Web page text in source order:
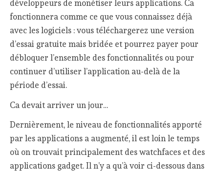
développeurs de monétiser leurs applications. Ca
fonctionnera comme ce que vous connaissez déjà
avec les logiciels : vous téléchargerez une version
d’essai gratuite mais bridée et pourrez payer pour
débloquer l’ensemble des fonctionnalités ou pour
continuer d’utiliser l’application au-delà de la
période d’essai.
Ca devait arriver un jour…
Dernièrement, le niveau de fonctionnalités apporté
par les applications a augmenté, il est loin le temps
où on trouvait principalement des watchfaces et des
applications gadget. Il n’y a qu’à voir ci-dessous dans